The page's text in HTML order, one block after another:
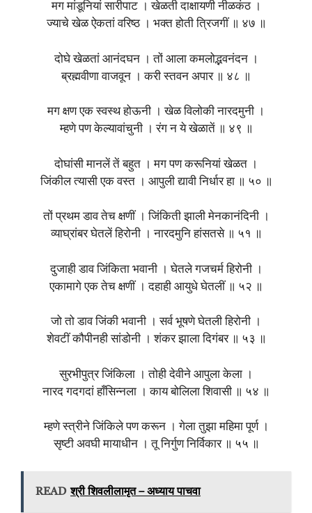
मग मांडूनियां सारीपाट । खेळती दाक्षायणी नीळकंठ ।
ज्याचे खेळ ऐकतां वरिष्ठ । भक्त होती त्रिजगीं ॥ ४७ ॥
दोघे खेळतां आनंदघन । तों आला कमलोद्भवनंदन ।
ब्रह्मवीणा वाजवून । करी स्तवन अपार ॥ ४८ ॥
मग क्षण एक स्वस्थ होऊनी । खेळ विलोकी नारदमुनी ।
म्हणे पण केल्यावांचुनी । रंग न ये खेळातें ॥ ४९ ॥
दोघांसी मानलें तें बहुत । मग पण करूनियां खेळत ।
जिंकील त्यासी एक वस्त । आपुली द्यावी निर्धार हा ॥ ५० ॥
तों प्रथम डाव तेच क्षणीं । जिंकिती झाली मेनकानंदिनी ।
व्याघ्रांबर घेतलें हिरोनी । नारदमुनि हांसतसे ॥ ५१ ॥
दुजाही डाव जिंकिता भवानी । घेतले गजचर्म हिरोनी ।
एकामागे एक तेच क्षणीं । दहाही आयुधे घेतलीं ॥ ५२ ॥
जो तो डाव जिंकी भवानी । सर्व भूषणे घेतली हिरोनी ।
शेवटीं कौपीनही सांडोनी । शंकर झाला दिगंबर ॥ ५३ ॥
सुरभीपुत्र जिंकिला । तोही देवीने आपुला केला ।
नारद गदगदां हाँसिन्नला । काय बोलिला शिवासी ॥ ५४ ॥
म्हणे स्त्रीने जिंकिले पण करून । गेला तुझा महिमा पूर्ण ।
सृष्टी अवघी मायाधीन । तू निर्गुण निर्विकार ॥ ५५ ॥
READ श्री शिवलीलामृत – अध्याय पाचवा